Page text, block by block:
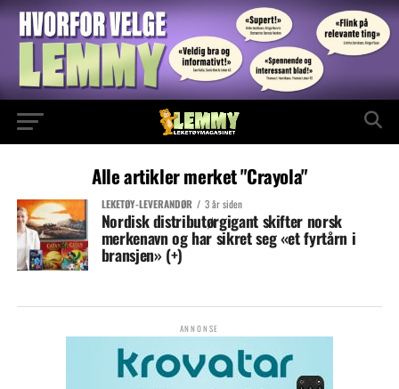
Alle artikler merket "Crayola"
LEKETØY-LEVERANDØR 3 år siden
Nordisk distributørgigant skifter norsk
merkenavn og har sikret seg «et fyrtårn i
bransjen» (+)
ANNONSE